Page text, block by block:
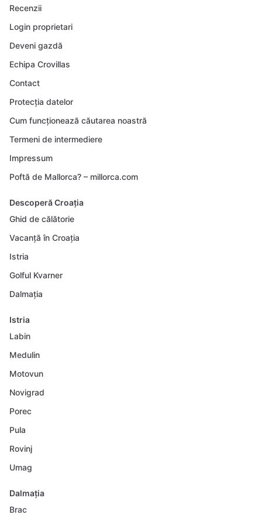
Recenzii
Login proprietari
Deveni gazdă
Echipa Crovillas
Contact
Protecția datelor
Cum funcționează căutarea noastră
Termeni de intermediere
Impressum
Poftă de Mallorca? – millorca.com
Descoperă Croația
Ghid de călătorie
Vacanță în Croația
Istria
Golful Kvarner
Dalmația
Istria
Labin
Medulin
Motovun
Novigrad
Porec
Pula
Rovinj
Umag
Dalmația
Brac